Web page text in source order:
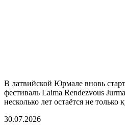
В латвийской Юрмале вновь
фестиваль Laima Rendezvous
несколько лет остаётся не только
30.07.2026